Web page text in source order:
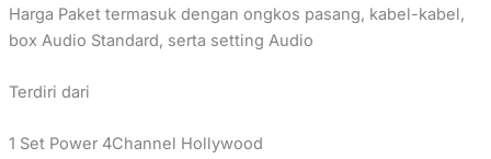
Harga Paket termasuk dengan ongkos pasang, kabel-kabel,
box Audio Standard, serta setting Audio
Terdiri dari
1 Set Power 4Channel Hollywood